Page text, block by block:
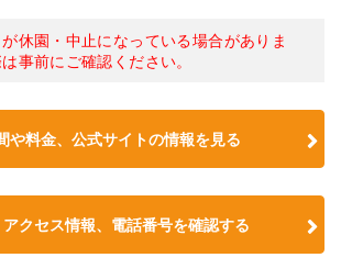
休園・中止になっている場合がありま
事前にご確認ください。
や料金、公式サイトの情報を見る
クセス情報、電話番号を確認する